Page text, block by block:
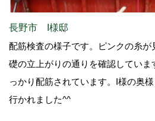
長野市 I様邸
配筋検査の様子です。ピンクの糸
礎の立上がりの通りを確認していま
っかり配筋されています。I様の奥
行かれました^^